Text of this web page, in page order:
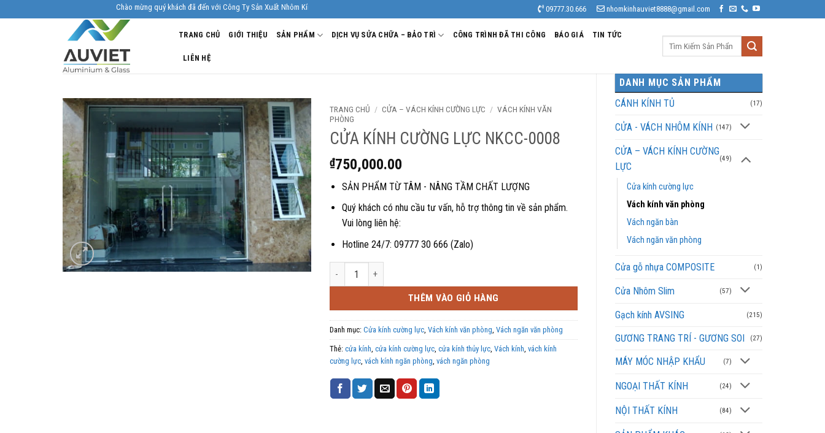
to
Chào mừng quý khách đã đến với Công Ty Sản Xuất Nhôm Kính Âu Viêt. Nhà Sản xuất - Thi công Nhôm kính uy tín, chất lượng. 09777.30.666 nhomkinhauviet8888@gmail.com
TRANG CHỦ GIỚI THIỆU SẢN PHẨM DỊCH VỤ SỬA CHỮA – BẢO TRÌ CÔNG TRÌNH ĐÃ THI CÔNG BÁO GIÁ TIN TỨC
LIÊN HỆ
DANH MỤC SẢN PHẨM
CÁNH KÍNH TỦ
(17)
CỬA - VÁCH NHÔM KÍNH (147)
CỬA – VÁCH KÍNH CƯỜNG
LỰC
(49)
Cửa kính cường lực
Vách kính văn phòng
Vách ngăn bàn
Vách ngăn văn phòng
Cửa gỗ nhựa COMPOSITE (1)
Cửa Nhôm Slim (57)
Gạch kính AVSING (215)
GƯƠNG TRANG TRÍ - GƯƠNG SOI (27)
MÁY MÓC NHẬP KHẨU (7)
NGOẠI THẤT KÍNH (24)
NỘI THẤT KÍNH (84)
TRANG CHỦ / CỬA – VÁCH KÍNH CƯỜNG LỰC / VÁCH KÍNH VĂN
PHÒNG
CỬA KÍNH CƯỜNG LỰC NKCC-0008
₫750,000.00
SẢN PHẨM TỪ TÂM - NÂNG TẦM CHẤT LƯỢNG
Quý khách có nhu cầu tư vấn, hỗ trợ thông tin về sản phẩm.
Vui lòng liên hệ:
Hotline 24/7: 09777 30 666 (Zalo)
CỬA KÍNH CƯỜNG LỰC NKCC-0008 số lượng
THÊM VÀO GIỎ HÀNG
Danh mục: Cửa kính cường lực, Vách kính văn phòng, Vách ngăn văn phòng
Thẻ: cửa kính, cửa kính cường lực, cửa kính thủy lực, Vách kính, vách kính
cường lực, vách kính ngăn phòng, vách ngăn phòng